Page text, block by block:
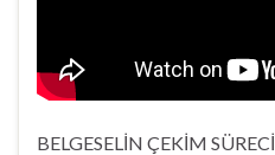
BELGESELİN ÇEKİM SÜRECİ